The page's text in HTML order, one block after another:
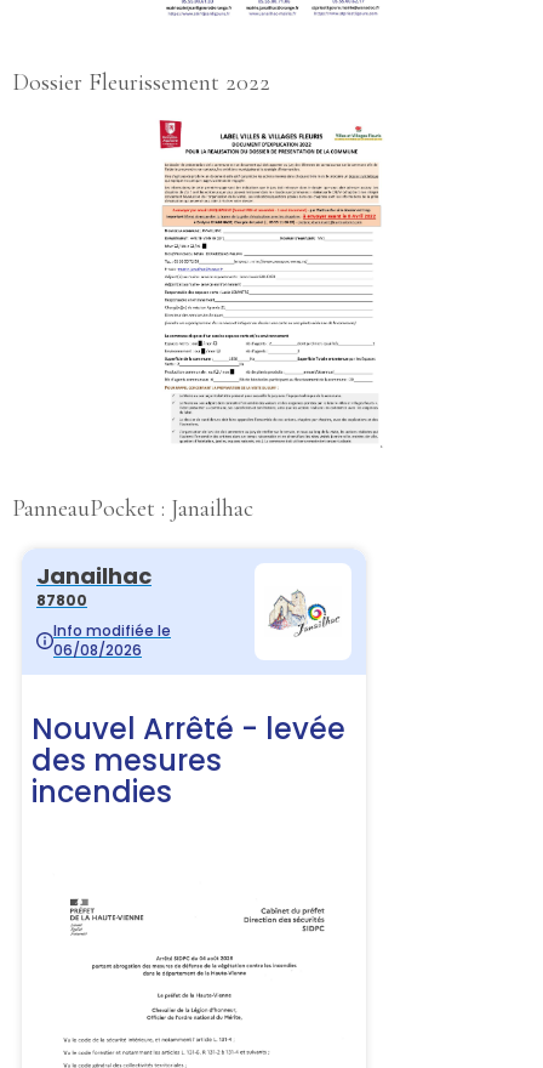
Dossier Fleurissement 2022
PanneauPocket : Janailhac